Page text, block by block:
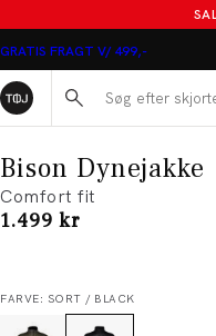
GRATIS FRAGT V/ 499,-
Søg her...
Bison Dynejakke
Comfort fit
I alt (inkl. rabat)
1.499 kr
FARVE: SORT / BLACK